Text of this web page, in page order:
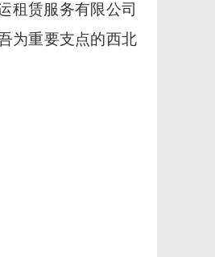
租赁服务有限公司
为重要支点的西北